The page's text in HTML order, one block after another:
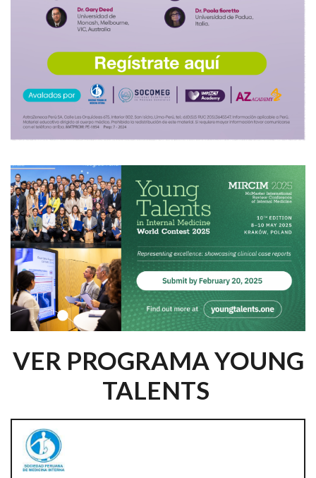
VER PROGRAMA YOUNG
TALENTS